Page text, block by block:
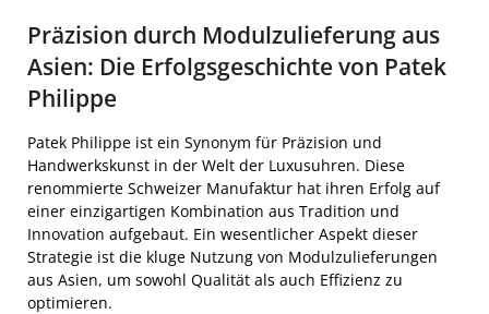
Präzision durch Modulzulieferung aus
Asien: Die Erfolgsgeschichte von Patek
Philippe
Patek Philippe ist ein Synonym für Präzision und
Handwerkskunst in der Welt der Luxusuhren. Diese
renommierte Schweizer Manufaktur hat ihren Erfolg auf
einer einzigartigen Kombination aus Tradition und
Innovation aufgebaut. Ein wesentlicher Aspekt dieser
Strategie ist die kluge Nutzung von Modulzulieferungen
aus Asien, um sowohl Qualität als auch Effizienz zu
optimieren.